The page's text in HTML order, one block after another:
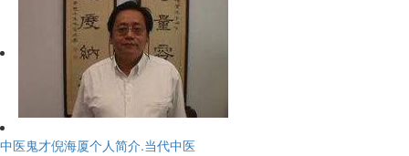
中医鬼才倪海厦个人简介.当代中医